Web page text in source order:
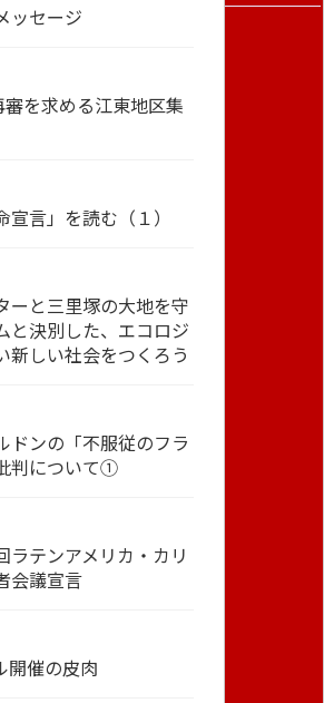
ッセージ
を求める江東地区集
宣言」を読む（１）
ーと三里塚の大地を守
と決別した、エコロジ
新しい社会をつくろう
ドンの「不服従のフラ
判について①
ラテンアメリカ・カリ
会議宣言
開催の皮肉